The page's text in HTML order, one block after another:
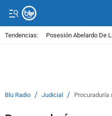
Tendencias: Posesión Abelardo De
Blu Radio / Judicial / Procuraduría